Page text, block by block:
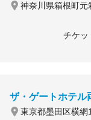
神奈川県箱根町元
チケッ
ザ・ゲートホテル
東京都墨田区横網